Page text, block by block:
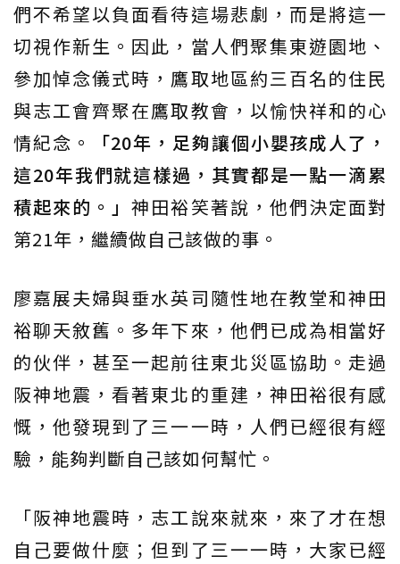
們不希望以負面看待這場悲劇，而是將這一
切視作新生。因此，當人們聚集東遊園地、
參加悼念儀式時，鷹取地區約三百名的住民
與志工會齊聚在鷹取教會，以愉快祥和的心
情紀念。
「20年，足夠讓個小嬰孩成人了，
這20年我們就這樣過，其實都是一點一滴累
積起來的。」神田裕笑著說，他們決定面對
第21年，繼續做自己該做的事。
廖嘉展夫婦與垂水英司隨性地在教堂和神田
裕聊天敘舊。多年下來，他們已成為相當好
的伙伴，甚至一起前往東北災區協助。走過
阪神地震，看著東北的重建，神田裕很有感
慨，他發現到了三一一時，人們已經很有經
驗，能夠判斷自己該如何幫忙。
「阪神地震時，志工說來就來，來了才在想
自己要做什麼；但到了三一一時，大家已經